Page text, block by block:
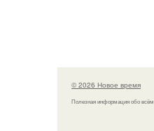
© 2026 Новое время
Полезная информация обо всём